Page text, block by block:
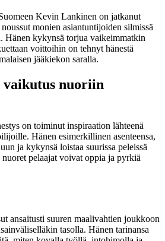
Kevin Lankinen on jatkanut
monien asiantuntijoiden silmissä
Hänen kykynsä torjua vaikeimmatkin
voittoihin on tehnyt hänestä
jääkiekon saralla.
nuoriin
on toiminut inspiraation lähteenä
Hänen esimerkillinen asenteensa,
ja kykynsä loistaa suurissa peleissä
pelaajat voivat oppia ja pyrkiä
ansaitusti suuren maalivahtien joukkoon
tasolla. Hänen tarinansa